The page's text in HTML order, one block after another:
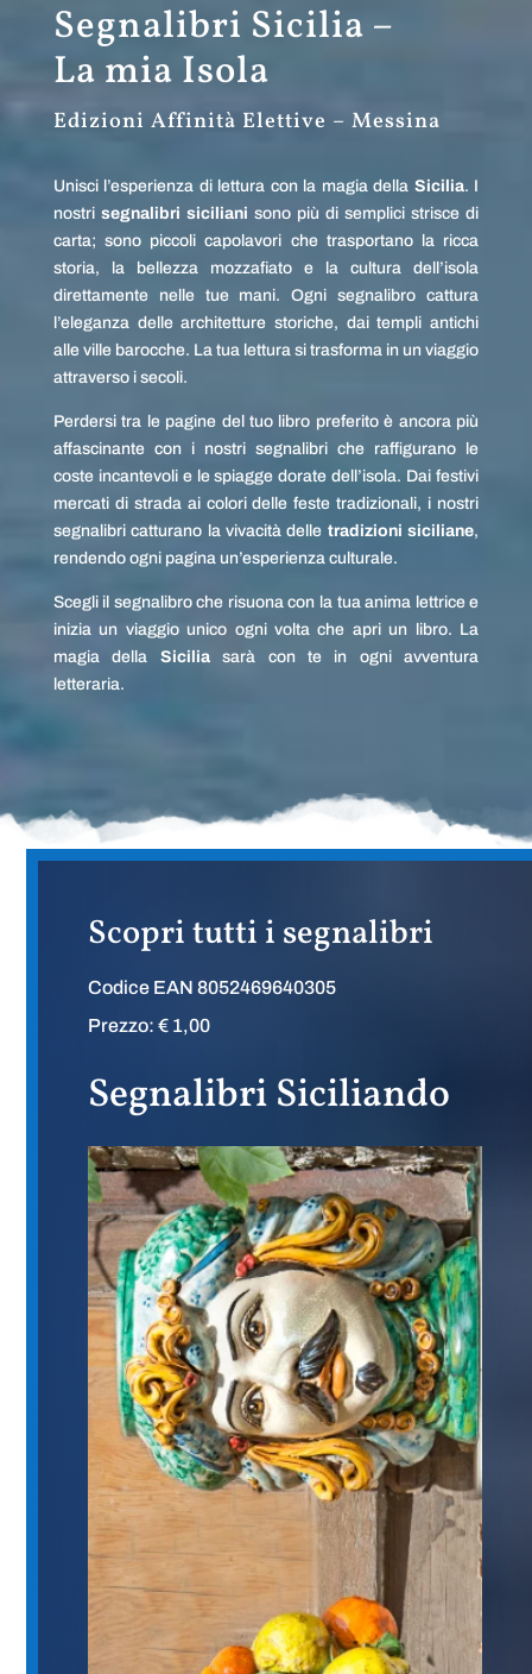
Segnalibri Sicilia –
La mia Isola
Edizioni Affinità Elettive – Messina
Unisci l’esperienza di lettura con la magia della Sicilia. I
nostri segnalibri siciliani sono più di semplici strisce di
carta; sono piccoli capolavori che trasportano la ricca
storia, la bellezza mozzafiato e la cultura dell’isola
direttamente nelle tue mani. Ogni segnalibro cattura
l’eleganza delle architetture storiche, dai templi antichi
alle ville barocche. La tua lettura si trasforma in un viaggio
attraverso i secoli.
Perdersi tra le pagine del tuo libro preferito è ancora più
affascinante con i nostri segnalibri che raffigurano le
coste incantevoli e le spiagge dorate dell’isola. Dai festivi
mercati di strada ai colori delle feste tradizionali, i nostri
segnalibri catturano la vivacità delle tradizioni siciliane,
rendendo ogni pagina un’esperienza culturale.
Scegli il segnalibro che risuona con la tua anima lettrice e
inizia un viaggio unico ogni volta che apri un libro. La
magia della Siciliasarà con te in ogni avventura
letteraria.
Scopri tutti i segnalibri
Codice EAN 8052469640305
Prezzo: € 1,00
Segnalibri Siciliando